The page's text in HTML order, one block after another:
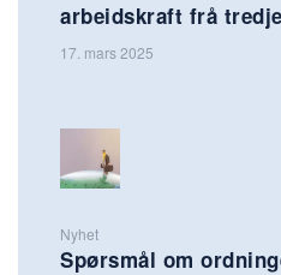
arbeidskraft frå
17. mars 2025
Nyhet
Spørsmål om